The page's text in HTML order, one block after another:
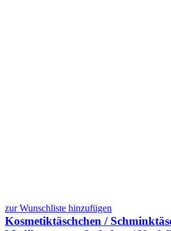
zur Wunschliste hinzufügen
Kosmetiktäschchen /